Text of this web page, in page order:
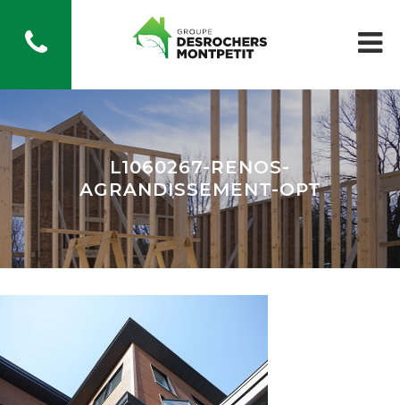
L1060267-RENOS-
AGRANDISSEMENT-OPT